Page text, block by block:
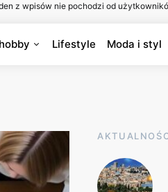
z wpisów nie pochodzi od
Lifestyle Moda i styl